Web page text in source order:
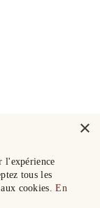
×
l'expérience
tous les
cookies.En